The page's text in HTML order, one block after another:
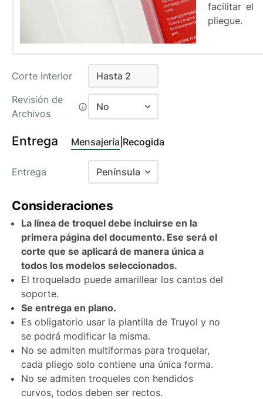
facilitar el
pliegue.
Corte interior
Hasta 2
Hasta 2
Revisión de
Archivos
No
Si
Entrega Mensajería Recogida
Entrega
Península
Canarias Aéreo
Canarias Marítimo
Península
Península antes de las 15:00
Andorra
Consideraciones
La línea de troquel debe incluirse en la
primera página del documento. Ese será el
corte que se aplicará de manera única a
todos los modelos seleccionados.
El troquelado puede amarillear los cantos del
soporte.
Se entrega en plano.
Es obligatorio usar la plantilla de Truyol y no
se podrá modificar la misma.
No se admiten multiformas para troquelar,
cada pliego solo contiene una única forma.
No se admiten troqueles con hendidos
curvos, todos deben ser rectos.